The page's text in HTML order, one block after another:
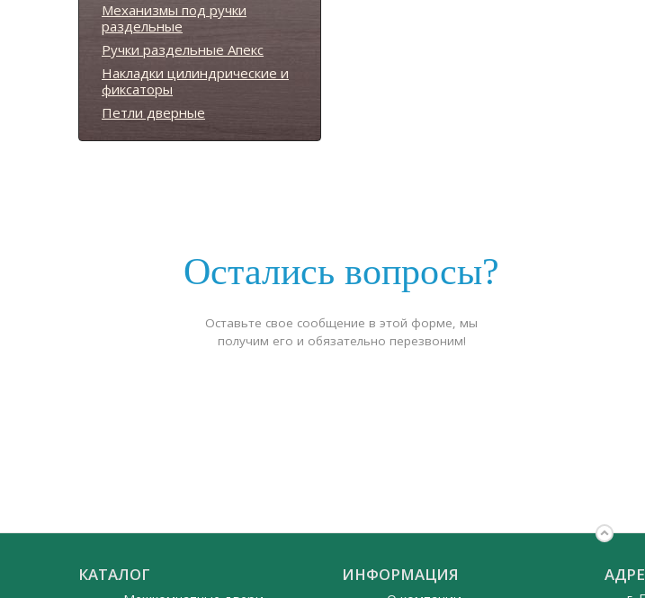
Механизмы под ручки
раздельные
Ручки раздельные Апекс
Накладки цилиндрические и
фиксаторы
Петли дверные
Остались вопросы?
Оставьте свое сообщение в этой форме, мы
получим его и обязательно перезвоним!
КАТАЛОГ ИНФОРМАЦИЯ